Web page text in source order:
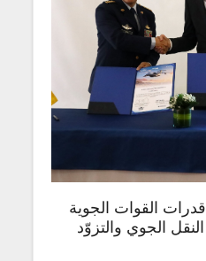
قدرات القوات الجوية
الجوي والتزوّد
خلال تزويدها بطائرتي